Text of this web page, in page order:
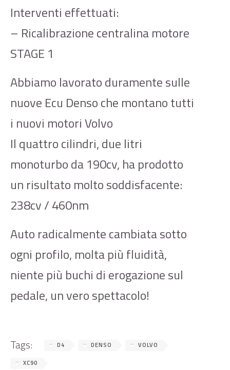
Interventi effettuati:
– Ricalibrazione centralina motore
STAGE 1
Abbiamo lavorato duramente sulle
nuove Ecu Denso che montano tutti
i nuovi motori Volvo
Il quattro cilindri, due litri
monoturbo da 190cv, ha prodotto
un risultato molto soddisfacente:
238cv / 460nm
Auto radicalmente cambiata sotto
ogni profilo, molta più fluidità,
niente più buchi di erogazione sul
pedale, un vero spettacolo!
Tags: D4 DENSO VOLVO
XC90